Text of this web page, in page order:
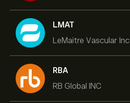
LMAT
LeMaitre Vascular Inc
RBA
RB Global INC